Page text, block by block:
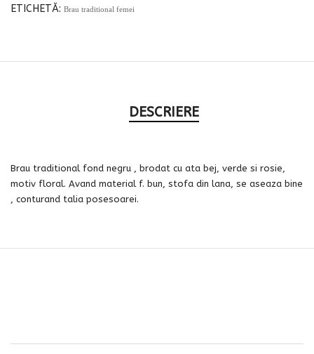
ETICHETĂ: Brau traditional femei
DESCRIERE
Brau traditional fond negru , brodat cu ata bej, verde si rosie,
motiv floral. Avand material f. bun, stofa din lana, se aseaza bine
, conturand talia posesoarei.